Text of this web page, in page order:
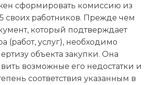
сформировать комиссию из
своих работников. Прежде чем
который подтверждает
(работ, услуг), необходимо
объекта закупки. Она
возможные его недостатки и
соответствия указанным в